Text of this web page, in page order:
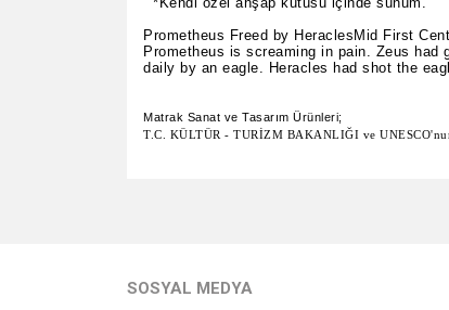
Prometheus Freed by HeraclesMid First
Prometheus is screaming in pain. Zeus
daily by an eagle. Heracles had shot the
Matrak Sanat ve Tasarım Ürünleri;
T.C. KÜLTÜR - TURİZM BAKANLIĞI ve
Ürün açıklamasında eksik bilgiler bulunuyor.
SOSYAL MEDYA